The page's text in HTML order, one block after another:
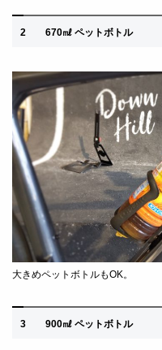
2 670㎖ ペットボトル
大きめペットボトルもOK。
3 900㎖ ペットボトル